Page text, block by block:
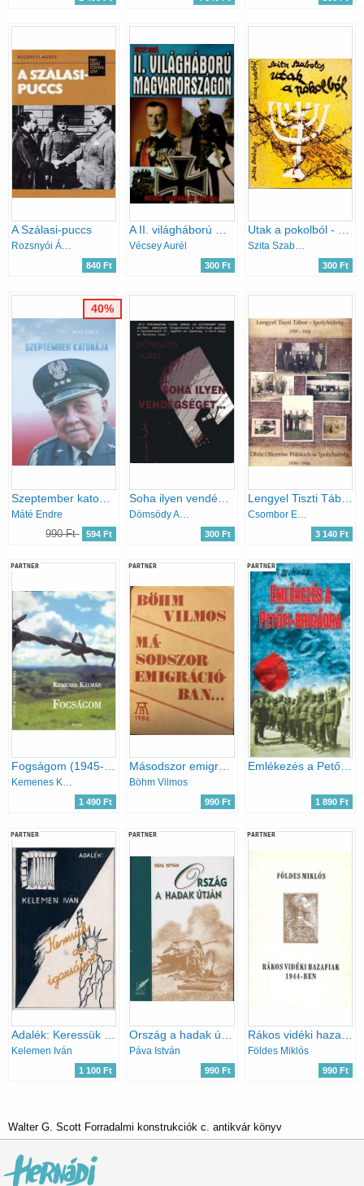
A Szálasi-puccs
Rozsnyói Ágnes
840 Ft
A II. világháború Magyarországon
Vécsey Aurél
300 Ft
Utak a pokolból - Magyar deportáltak az annektált Ausztriában 1944-1945
Szita Szabolcs
300 Ft
Máté Endre
990 Ft 594 Ft
40%
Dömsödy Aurél
300 Ft
Lengyel Tiszti Tábor - Ipolyhídvég - Obóz Oficerów Polskich w Ipolyhídvég 1939-1944 ( Lengyel - Magyar nyelvű )
Csombor Erzsébet szerk.
3 140 Ft
PARTNER
Fogságom (1945-1948) Harmadik, bővített, átdolgozott kiadás - dr. Lányi Ottó barátom nyugatifogságbéli emlékrajzaival
Kemenes Kálmán
1 490 Ft
PARTNER
Másodszor emigrációban (első kiadás, szamizdat)
Böhm Vilmos
990 Ft
PARTNER
Emlékezés a Petőfi-brigádra
1 890 Ft
PARTNER
Kelemen Iván
1 100 Ft
PARTNER
Páva István
990 Ft
PARTNER
Földes Miklós
990 Ft
Walter G. Scott Forradalmi konstrukciók c. antikvár könyv